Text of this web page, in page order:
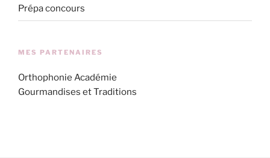
Prépa concours
MES PARTENAIRES
Orthophonie Académie
Gourmandises et Traditions